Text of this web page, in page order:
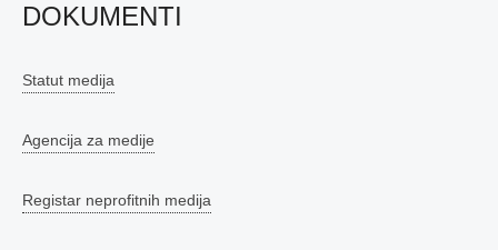
DOKUMENTI
Statut medija
Agencija za medije
Registar neprofitnih medija